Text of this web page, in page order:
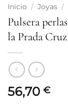
Inicio / Joyas /
Pulsera
la Prada
56,70 €